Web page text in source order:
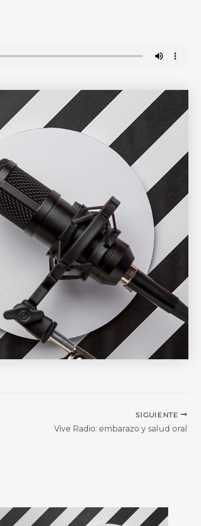
SIGUIENTE
Vive Radio: embarazo y salud oral